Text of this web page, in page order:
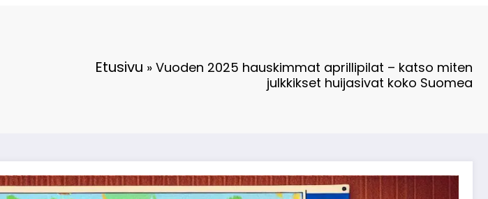
Etusivu » Vuoden 2025 hauskimmat aprillipilat – katso miten
julkkikset huijasivat koko Suomea